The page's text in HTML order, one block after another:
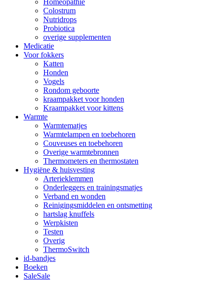
Homeopathie
Colostrum
Nutridrops
Probiotica
overige supplementen
Medicatie
Voor fokkers
Katten
Honden
Vogels
Rondom geboorte
kraampakket voor honden
Kraampakket voor kittens
Warmte
Warmtematjes
Warmtelampen en toebehoren
Couveuses en toebehoren
Overige warmtebronnen
Thermometers en thermostaten
Hygiëne & huisvesting
Arterieklemmen
Onderleggers en trainingsmatjes
Verband en wonden
Reinigingsmiddelen en ontsmetting
hartslag knuffels
Werpkisten
Testen
Overig
ThermoSwitch
id-bandjes
Boeken
SaleSale